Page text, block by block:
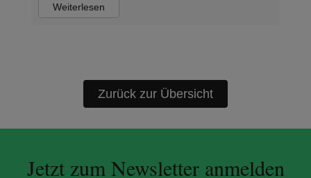
Weiterlesen
Zurück zur Übersicht
Jetzt zum Newsletter anmelden